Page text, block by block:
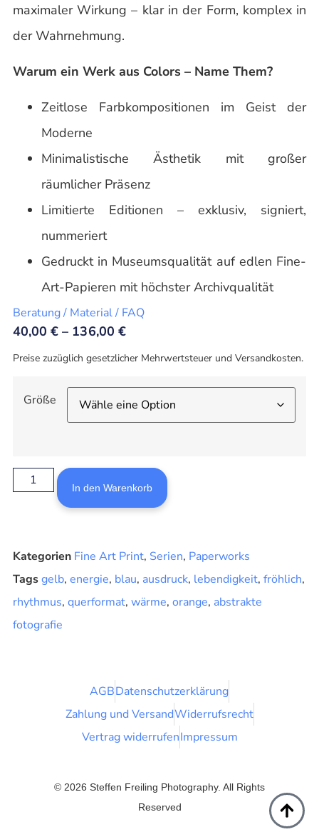
maximaler Wirkung – klar in der Form, komplex in
der Wahrnehmung.
Warum ein Werk aus Colors – Name Them?
Zeitlose Farbkompositionen im Geist der
Moderne
Minimalistische Ästhetik mit großer
räumlicher Präsenz
Limitierte Editionen – exklusiv, signiert,
nummeriert
Gedruckt in Museumsqualität auf edlen Fine-
Art-Papieren mit höchster Archivqualität
Beratung / Material / FAQ
40,00€ – 136,00 €
Preise zuzüglich gesetzlicher Mehrwertsteuer und Versandkosten.
Größe
In den Warenkorb
Kategorien Fine Art Print, Serien, Paperworks
Tagsgelb, energie, blau, ausdruck, lebendigkeit, fröhlich,
rhythmus, querformat, wärme, orange, abstrakte
fotografie
AGBDatenschutzerklärung
Zahlung und VersandWiderrufsrecht
Vertrag widerrufenImpressum
© 2026 Steffen Freiling Photography. All Rights
Reserved